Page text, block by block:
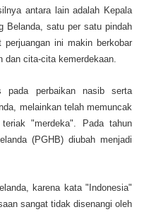
antara lain adalah Kepala
Belanda, satu per satu pindah
ini makin berkobar
dan cita-cita kemerdekaan.
pada perbaikan nasib serta
melainkan telah memuncak
"merdeka". Pada tahun
(PGHB) diubah menjadi
karena kata "Indonesia"
sangat tidak disenangi oleh